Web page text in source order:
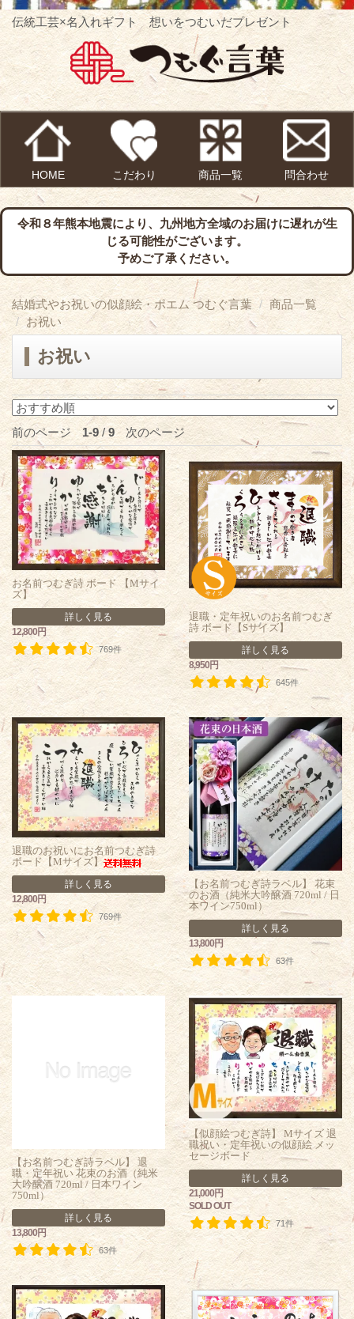
伝統工芸×名入れギフト 想いをつむいだプレゼント
HOME こだわり 商品一覧 問合わせ
令和８年熊本地震により、九州地方全域のお届けに遅れが生
じる可能性がございます。
予めご了承ください。
結婚式やお祝いの似顔絵・ポエム つむぐ言葉
商品一覧
お祝い
お祝い
前のページ 1-9/ 9 次のページ
お名前つむぎ詩 ボード 【Mサイ
ズ】
詳しく見る
12,800円
769件
退職・定年祝いのお名前つむぎ
詩 ボード【Sサイズ】
詳しく見る
8,950円
645件
退職のお祝いにお名前つむぎ詩
ボード【Mサイズ】
詳しく見る
12,800円
769件
【お名前つむぎ詩ラベル】 花束
のお酒（純米大吟醸酒 720ml / 日
本ワイン750ml）
詳しく見る
13,800円
63件
【お名前つむぎ詩ラベル】 退
職・定年祝い 花束のお酒（純米
大吟醸酒 720ml / 日本ワイン
750ml）
詳しく見る
13,800円
63件
【似顔絵つむぎ詩】 Mサイズ 退
職祝い・定年祝いの似顔絵 メッ
セージボード
詳しく見る
21,000円
SOLD OUT
71件